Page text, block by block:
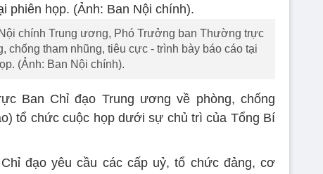
chính Trung ương, Phó Trưởng ban Thường trực
chống tham nhũng, tiêu cực - trình bày báo cáo tại
(Ảnh: Ban Nội chính).
Ban Chỉ đạo Trung ương về phòng, chống
tổ chức cuộc họp dưới sự chủ trì của Tổng Bí
đạo yêu cầu các cấp uỷ, tổ chức đảng, cơ